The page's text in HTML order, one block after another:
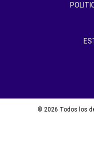
© 2026 Todos los